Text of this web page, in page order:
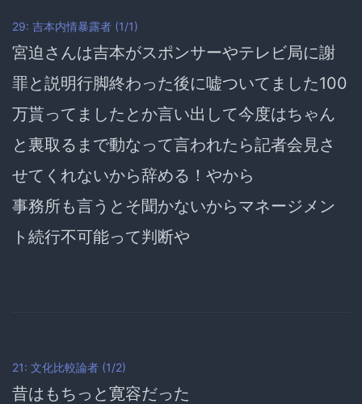
29: 吉本内情暴露者 (1/1)
宮迫さんは吉本がスポンサーやテレビ局に謝
罪と説明行脚終わった後に嘘ついてました100
万貰ってましたとか言い出して今度はちゃん
と裏取るまで動なって言われたら記者会見さ
せてくれないから辞める！やから
事務所も言うとそ聞かないからマネージメン
ト続行不可能って判断や
21: 文化比較論者 (1/2)
昔はもちっと寛容だった